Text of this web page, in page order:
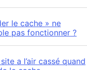
le cache » ne
pas fonctionner ?
a l’air cassé quand